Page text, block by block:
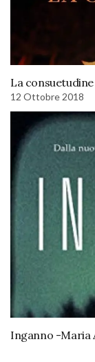
La
12 Ottobre 2018
Inganno -Maria